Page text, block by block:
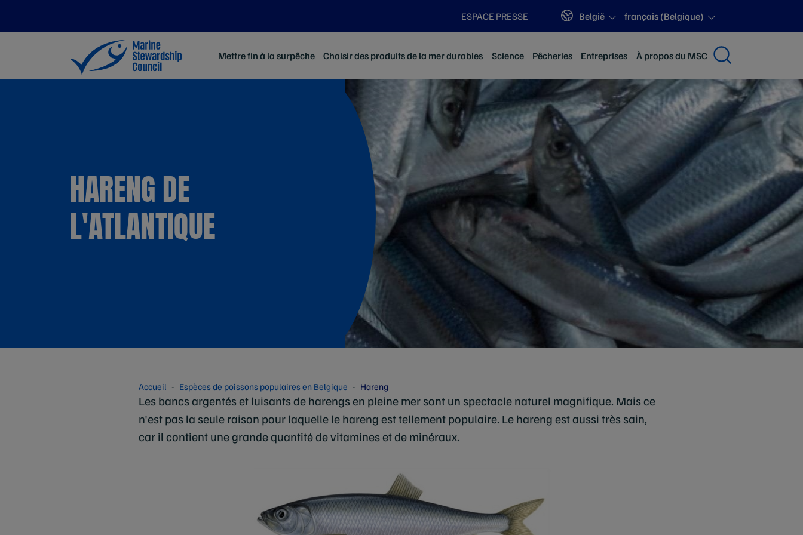
ESPACE PRESSE Sites
België français (Belgique)
Mettre fin à la surpêche Choisir des produits de la mer durables Science Pêcheries Entreprises À propos du MSC
HARENG DE
L'ATLANTIQUE
Accueil Espèces de poissons populaires en Belgique Hareng
Les bancs argentés et luisants de harengs en pleine mer sont un spectacle naturel magnifique. Mais ce
n'est pas la seule raison pour laquelle le hareng est tellement populaire. Le hareng est aussi très sain,
car il contient une grande quantité de vitamines et de minéraux.